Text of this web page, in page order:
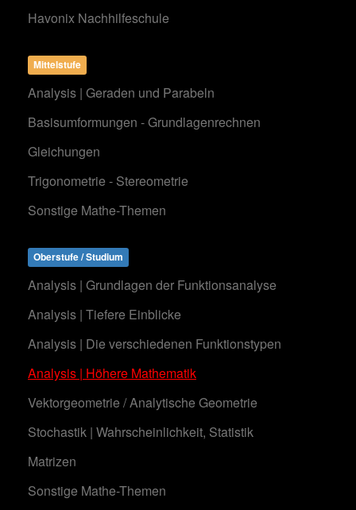
Havonix Nachhilfeschule
Mittelstufe
Analysis | Geraden und Parabeln
Basisumformungen - Grundlagenrechnen
Gleichungen
Trigonometrie - Stereometrie
Sonstige Mathe-Themen
Oberstufe / Studium
Analysis | Grundlagen der Funktionsanalyse
Analysis | Tiefere Einblicke
Analysis | Die verschiedenen Funktionstypen
Analysis | Höhere Mathematik
Vektorgeometrie / Analytische Geometrie
Stochastik | Wahrscheinlichkeit, Statistik
Matrizen
Sonstige Mathe-Themen